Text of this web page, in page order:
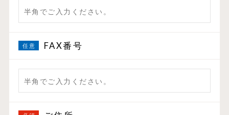
FAX番号